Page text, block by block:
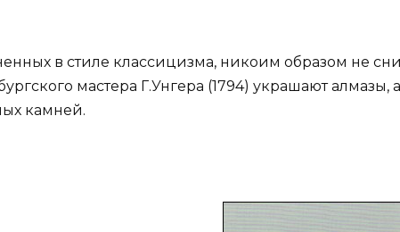
в стиле классицизма, никоим образом не
мастера Г.Унгера (1794) украшают
камней.